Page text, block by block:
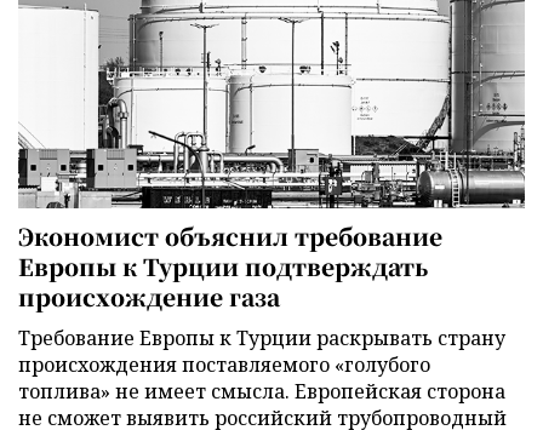
Экономист объяснил требование
Европы к Турции подтверждать
происхождение газа
Требование Европы к Турции раскрывать страну
происхождения поставляемого «голубого
топлива» не имеет смысла. Европейская сторона
не сможет выявить российский трубопроводный